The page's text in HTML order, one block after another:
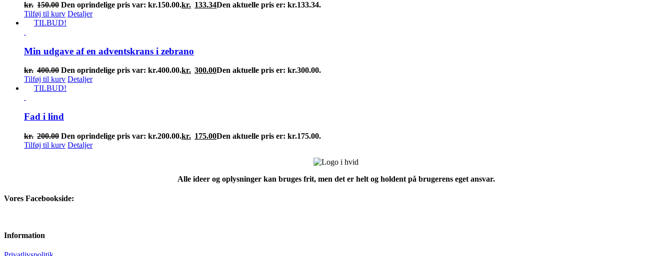
kr. 150.00 Den oprindelige pris var: kr.150.00.kr. 133.34Den aktuelle pris er: kr.133.34.
Tilføj til kurv Detaljer
TILBUD!
Min udgave af en adventskrans i zebrano
kr. 400.00 Den oprindelige pris var: kr.400.00.kr. 300.00Den aktuelle pris er: kr.300.00.
Tilføj til kurv Detaljer
TILBUD!
Fad i lind
kr. 200.00 Den oprindelige pris var: kr.200.00.kr. 175.00Den aktuelle pris er: kr.175.00.
Tilføj til kurv Detaljer
Alle ideer og oplysninger kan bruges frit, men det er helt og holdent på brugerens eget ansvar.
Vores Facebookside:
Information